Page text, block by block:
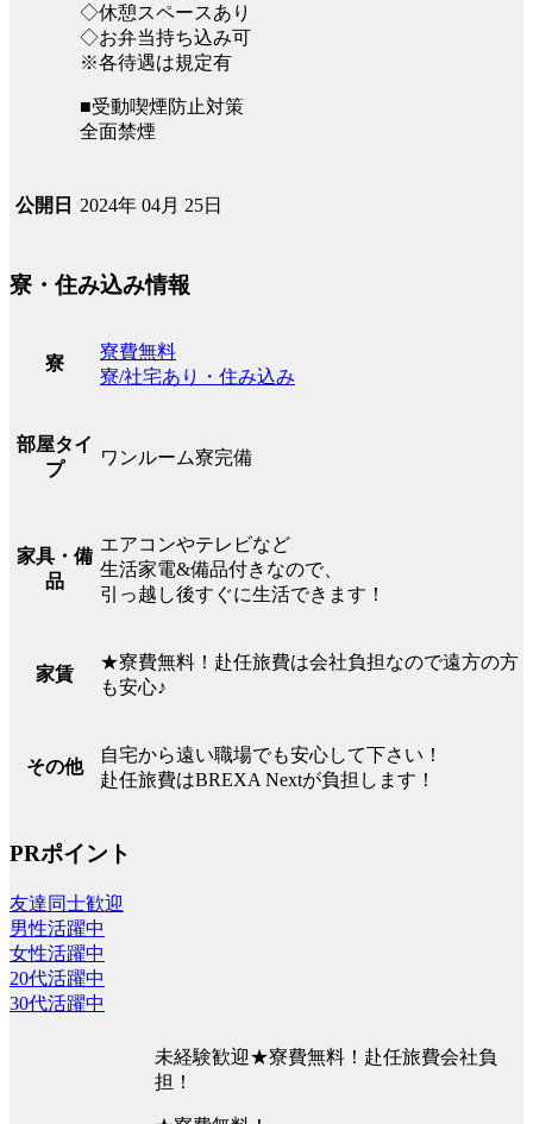
◇休憩スペースあり
◇お弁当持ち込み可
※各待遇は規定有
■受動喫煙防止対策
全面禁煙
公開日 2024年 04月 25日
寮・住み込み情報
寮
寮費無料
寮/社宅あり・住み込み
部屋タイ
プ
ワンルーム寮完備
家具・備
品
エアコンやテレビなど
生活家電&備品付きなので、
引っ越し後すぐに生活できます！
家賃
★寮費無料！赴任旅費は会社負担なので遠方の方
も安心♪
その他
自宅から遠い職場でも安心して下さい！
赴任旅費はBREXA Nextが負担します！
PRポイント
友達同士歓迎
男性活躍中
女性活躍中
20代活躍中
30代活躍中
未経験歓迎★寮費無料！赴任旅費会社負
担！